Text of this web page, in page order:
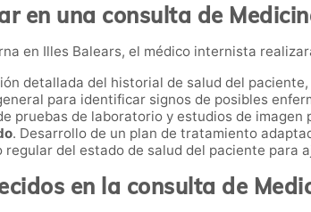
en una consulta de
en Illes Balears, el médico internista
detallada del historial de salud del
para identificar signos de posibles
pruebas de laboratorio y estudios de
. Desarrollo de un plan de tratamiento
regular del estado de salud del paciente para
en la consulta de